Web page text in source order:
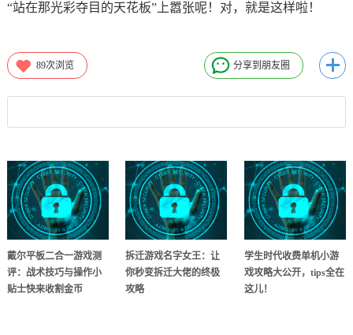
“站在那光彩夺目的天花板”上嚣张呢！对，就是这样啦！
89次浏览 分享到朋友圈
戴尔平板二合一游戏测
评：战术技巧与操作小
贴士快来收割金币
拆迁游戏名字女王：让
你秒变拆迁大佬的终极
攻略
学生时代收费单机小游
戏攻略大公开，tips全在
这儿！